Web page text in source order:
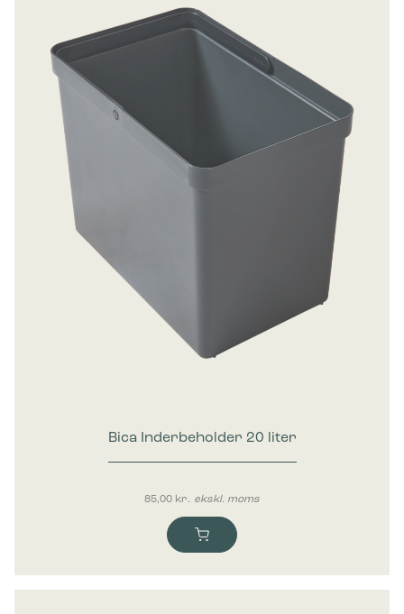
Bica Inderbeholder 20 liter
85,00 kr. ekskl. moms